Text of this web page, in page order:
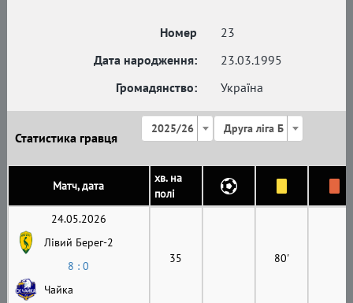
Номер
23
Дата народження:
23.03.1995
Громадянство:
Україна
Статистика гравця
2025/26 Друга ліга Б
Матч, дата
хв. на
полі
24.05.2026
Лівий Берег-2
8 : 0
Чайка
35 80'